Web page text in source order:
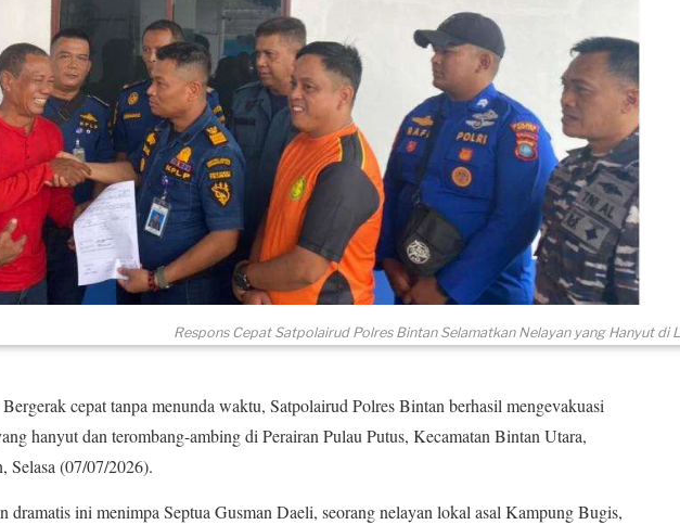
Respons Cepat Satpolairud Polres Bintan Selamatkan Nelayan yang Hanyut di
cepat tanpa menunda waktu, Satpolairud Polres Bintan berhasil mengevakuasi
hanyut dan terombang-ambing di Perairan Pulau Putus, Kecamatan Bintan Utara,
Selasa (07/07/2026).
dramatis ini menimpa Septua Gusman Daeli, seorang nelayan lokal asal Kampung Bugis,